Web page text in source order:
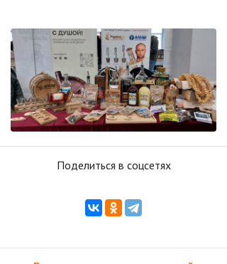
Поделиться в соцсетях